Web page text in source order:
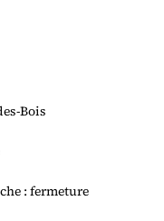
Bois
: fermeture